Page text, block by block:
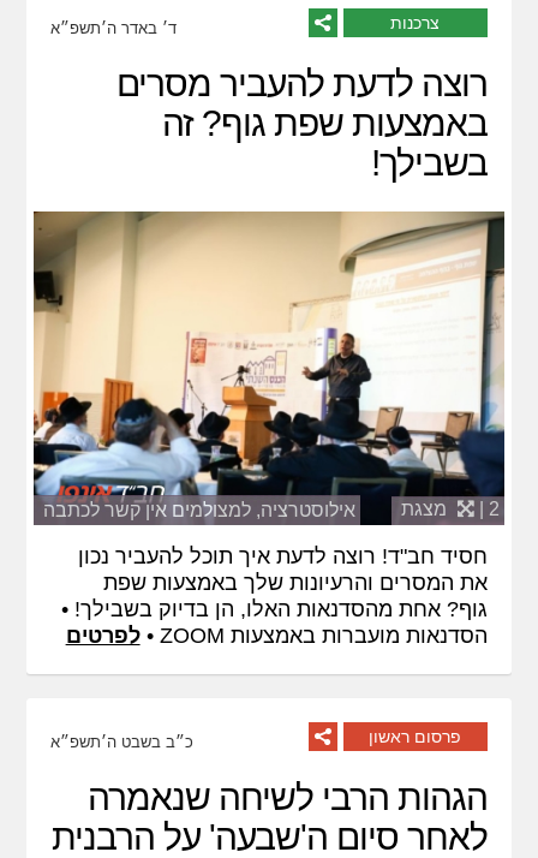
צרכנות ד׳ באדר ה׳תשפ״א
רוצה לדעת להעביר מסרים
באמצעות שפת גוף? זה
בשבילך!
אילוסטרציה, למצולמים אין קשר לכתבה 2 | מצגת
חסיד חב"ד! רוצה לדעת איך תוכל להעביר נכון
את המסרים והרעיונות שלך באמצעות שפת
גוף? אחת מהסדנאות האלו, הן בדיוק בשבילך! •
הסדנאות מועברות באמצעות ZOOM •
לפרטים
פרסום ראשון כ״ב בשבט ה׳תשפ״א
הגהות הרבי לשיחה שנאמרה
לאחר סיום ה'שבעה' על הרבנית